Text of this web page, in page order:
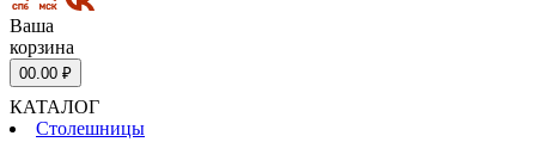
Ваша
корзина
00.00 ₽
КАТАЛОГ
Столешницы